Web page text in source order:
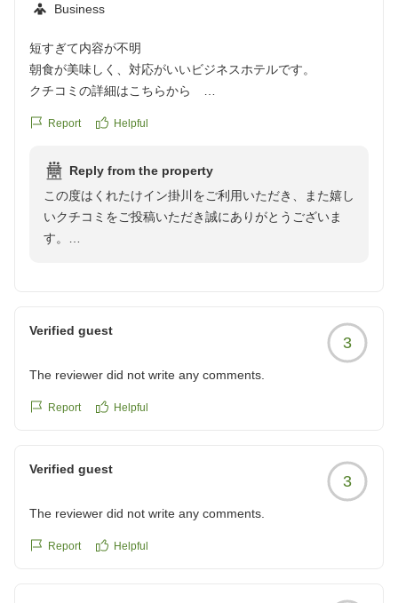
Business
短すぎて内容が不明
朝食が美味しく、対応がいいビジネスホテルです。
クチコミの詳細はこちらから
reviewId=33123478359556
Report Helpful
Reply from the property
この度はくれたけイン掛川をご利用いただき、また嬉し
いクチコミをご投稿いただき誠にありがとうございま
す。
心を込めてご用意しておりますので、お褒めいただき大
また、スタッフの対応につきましてもご満足いただけた
ごしいただけるよう、より一層サービスの向上に努めて
用くださいませ。スタッフ一同、心よりお待ちしており
くれたけイン・掛川
Verified guest
3
The reviewer did not write any comments.
Report Helpful
Verified guest
3
The reviewer did not write any comments.
Report Helpful